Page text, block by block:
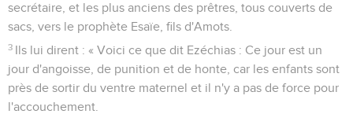
secrétaire, et les plus anciens des prêtres, tous couverts de
sacs, vers le prophète Esaïe, fils d'Amots.
3 Ils lui dirent : « Voici ce que dit Ezéchias : Ce jour est un
jour d'angoisse, de punition et de honte, car les enfants sont
près de sortir du ventre maternel et il n'y a pas de force pour
l'accouchement.